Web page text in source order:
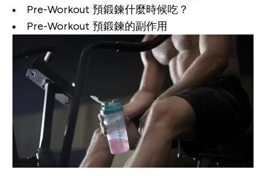
Pre-Workout 預鍛鍊什麼時候吃？
Pre-Workout 預鍛鍊的副作用